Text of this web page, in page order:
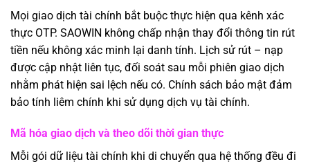
Mọi giao dịch tài chính bắt buộc thực hiện qua kênh xác
thực OTP. SAOWIN không chấp nhận thay đổi thông tin rút
tiền nếu không xác minh lại danh tính. Lịch sử rút – nạp
được cập nhật liên tục, đối soát sau mỗi phiên giao dịch
nhằm phát hiện sai lệch nếu có. Chính sách bảo mật đảm
bảo tính liêm chính khi sử dụng dịch vụ tài chính.
Mã hóa giao dịch và theo dõi thời gian thực
Mỗi gói dữ liệu tài chính khi di chuyển qua hệ thống đều đi